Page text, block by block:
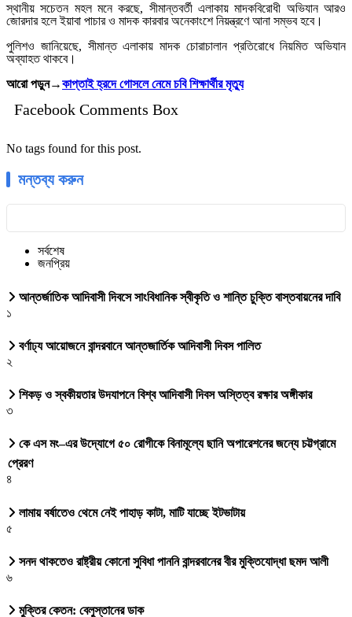
স্থানীয় সচেতন মহল মনে করছে, সীমান্তবর্তী এলাকায় মাদকবিরোধী অভিযান আরও
জোরদার হলে ইয়াবা পাচার ও মাদক কারবার অনেকাংশে নিয়ন্ত্রণে আনা সম্ভব হবে।
পুলিশও জানিয়েছে, সীমান্ত এলাকায় মাদক চোরাচালান প্রতিরোধে নিয়মিত অভিযান
অব্যাহত থাকবে।
আরো পড়ুন→কাপ্তাই হ্রদে গোসলে নেমে চবি শিক্ষার্থীর মৃত্যু
Facebook Comments Box
No tags found for this post.
মন্তব্য করুন
সর্বশেষ
জনপ্রিয়
আন্তর্জাতিক আদিবাসী দিবসে সাংবিধানিক স্বীকৃতি ও শান্তি চুক্তি বাস্তবায়নের দাবি
১
বর্ণাঢ্য আয়োজনে বান্দরবানে আন্তজার্তিক আদিবাসী দিবস পালিত
২
শিকড় ও স্বকীয়তার উদযাপনে বিশ্ব আদিবাসী দিবস অস্তিত্ব রক্ষার অঙ্গীকার
৩
কে এস মং–এর উদ্যোগে ৫০ রোগীকে বিনামূল্যে ছানি অপারেশনের জন্যে চট্টগ্রামে
প্রেরণ
৪
লামায় বর্ষাতেও থেমে নেই পাহাড় কাটা, মাটি যাচ্ছে ইটভাটায়
৫
সনদ থাকতেও রাষ্ট্রীয় কোনো সুবিধা পাননি বান্দরবানের বীর মুক্তিযোদ্ধা ছমদ আলী
৬
মুক্তির কেতন: বেলুস্তানের ডাক